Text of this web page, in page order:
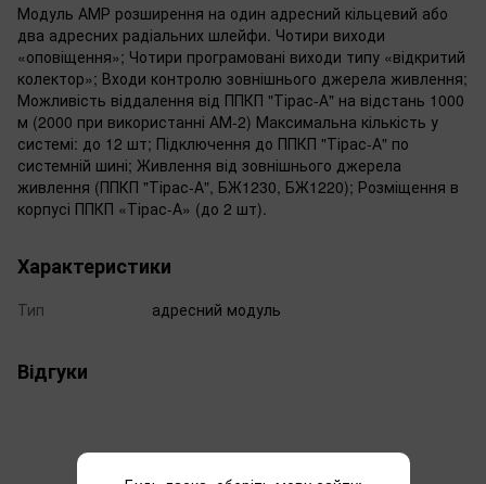
Модуль АМР розширення на один адресний кільцевий або
два адресних радіальних шлейфи. Чотири виходи
«оповіщення»; Чотири програмовані виходи типу «відкритий
колектор»; Входи контролю зовнішнього джерела живлення;
Можливість віддалення від ППКП "Тірас-А" на відстань 1000
м (2000 при використанні АМ-2) Максимальна кількість у
системі: до 12 шт; Підключення до ППКП "Тірас-А" по
системній шині; Живлення від зовнішнього джерела
живлення (ППКП "Тірас-А", БЖ1230, БЖ1220); Розміщення в
корпусі ППКП «Тірас-А» (до 2 шт).
Характеристики
Тип адресний модуль
Відгуки